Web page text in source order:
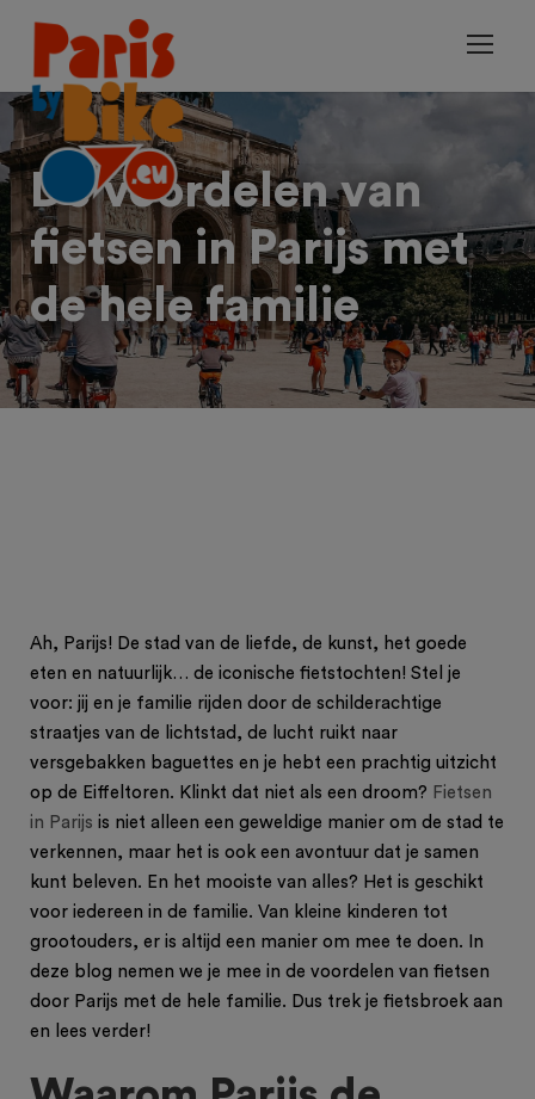
De voordelen van
fietsen in Parijs met
de hele familie
Ah, Parijs! De stad van de liefde, de kunst, het goede
eten en natuurlijk… de iconische fietstochten! Stel je
voor: jij en je familie rijden door de schilderachtige
straatjes van de lichtstad, de lucht ruikt naar
versgebakken baguettes en je hebt een prachtig uitzicht
op de Eiffeltoren. Klinkt dat niet als een droom? Fietsen
in Parijs is niet alleen een geweldige manier om de stad te
verkennen, maar het is ook een avontuur dat je samen
kunt beleven. En het mooiste van alles? Het is geschikt
voor iedereen in de familie. Van kleine kinderen tot
grootouders, er is altijd een manier om mee te doen. In
deze blog nemen we je mee in de voordelen van fietsen
door Parijs met de hele familie. Dus trek je fietsbroek aan
en lees verder!